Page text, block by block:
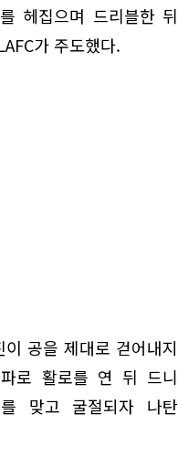
헤집으며 드리블한 뒤
가 주도했다.
공을 제대로 걷어내지
로 활로를 연 뒤 드니
맞고 굴절되자 나탄